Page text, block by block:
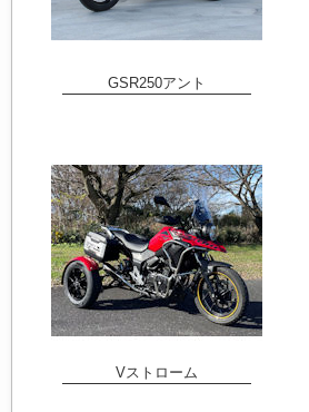
GSR250アント
Vストローム